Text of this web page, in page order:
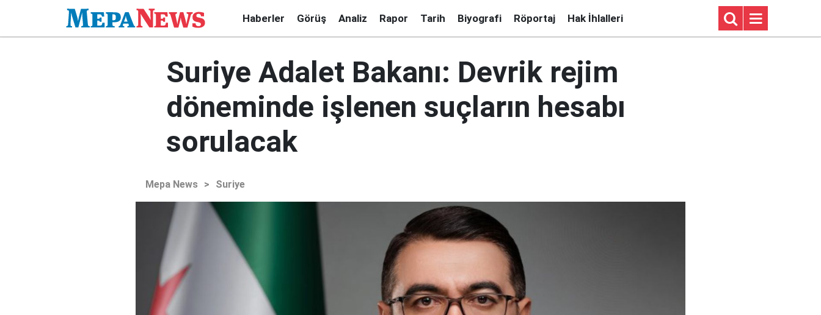
Haberler Görüş Analiz Rapor Tarih Biyografi Röportaj Hak İhlalleri
Suriye Adalet Bakanı: Devrik rejim
döneminde işlenen suçların hesabı
sorulacak
Mepa News > Suriye